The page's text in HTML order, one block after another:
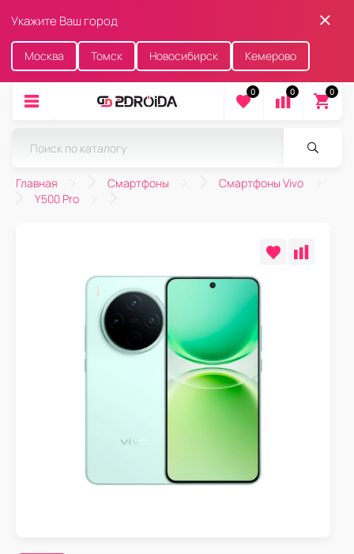
Укажите Ваш город
Москва Томск Новосибирск Кемерово
0 0 0
Главная Смартфоны
Смартфоны Vivo
Y500 Pro